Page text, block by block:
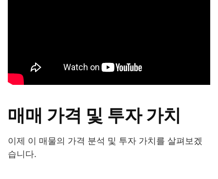
매매 가격 및 투자 가치
이제 이 매물의 가격 분석 및 투자 가치를 살펴보겠
습니다.